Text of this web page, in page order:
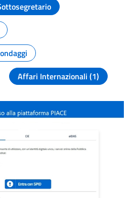
Affari Internazionali (1)